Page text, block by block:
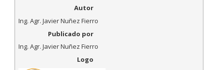
Autor
Ing. Agr. Javier Nuñez Fierro
Publicado por
Ing. Agr. Javier Nuñez Fierro
Logo